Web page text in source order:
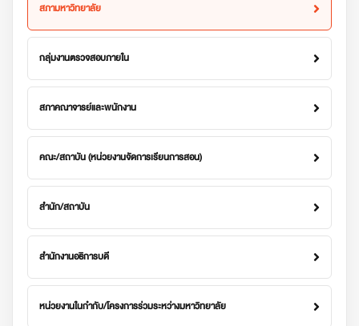
สภามหาวิทยาลัย
กลุ่มงานตรวจสอบภายใน
สภาคณาจารย์และพนักงาน
คณะ/สถาบัน (หน่วยงานจัดการเรียนการสอน)
สำนัก/สถาบัน
สำนักงานอธิการบดี
หน่วยงานในกำกับ/โครงการร่วมระหว่างมหาวิทยาลัย